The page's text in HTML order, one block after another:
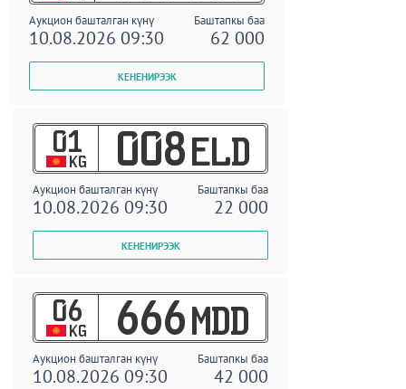
Аукцион башталган күнү Баштапкы баа
10.08.2026 09:30 62 000
01
KG 008 ELD
Аукцион башталган күнү Баштапкы баа
10.08.2026 09:30 22 000
06
KG 666 MDD
Аукцион башталган күнү Баштапкы баа
10.08.2026 09:30 42 000